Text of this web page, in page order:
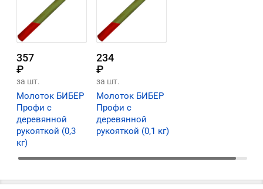
357
₽
за шт.
Молоток БИБЕР
Профи с
деревянной
рукояткой (0,3
кг)
234
₽
за шт.
Молоток БИБЕР
Профи с
деревянной
рукояткой (0,1 кг)